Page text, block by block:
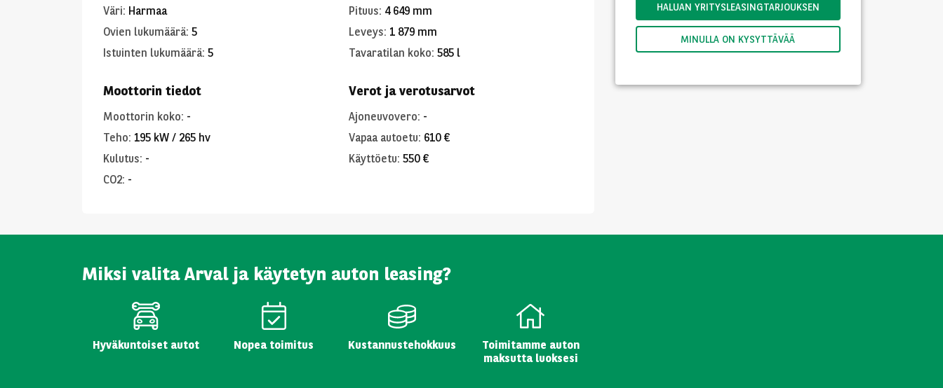
HALUAN YRITYSLEASINGTARJOUKSEN
MINULLA ON KYSYTTÄVÄÄ
Väri: Harmaa
Ovien lukumäärä: 5
Istuinten lukumäärä: 5
Pituus: 4 649 mm
Leveys: 1 879 mm
Tavaratilan koko: 585 l
Moottorin tiedot
Moottorin koko: -
Teho: 195 kW / 265 hv
Kulutus: -
CO2: -
Verot ja verotusarvot
Ajoneuvovero: -
Vapaa autoetu: 610 €
Käyttöetu: 550 €
Miksi valita Arval ja käytetyn auton leasing?
Hyväkuntoiset autot Nopea toimitus Kustannustehokkuus
Toimitamme auton
maksutta luoksesi